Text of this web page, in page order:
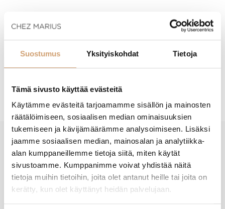
Suostumus Yksityiskohdat Tietoja
Tämä sivusto käyttää evästeitä
Käytämme evästeitä tarjoamamme sisällön ja mainosten
räätälöimiseen, sosiaalisen median ominaisuuksien
tukemiseen ja kävijämäärämme analysoimiseen. Lisäksi
jaamme sosiaalisen median, mainosalan ja analytiikka-
alan kumppaneillemme tietoja siitä, miten käytät
sivustoamme. Kumppanimme voivat yhdistää näitä
tietoja muihin tietoihin, joita olet antanut heille tai joita on
kerätty, kun olet käyttänyt heidän palvelujaan.
Tuotekuvaus
- Tuotteesta ei ole vielä arvosteluja -
New content loaded